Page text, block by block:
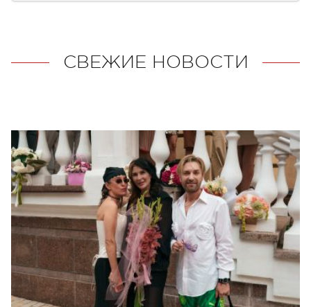
СВЕЖИЕ НОВОСТИ